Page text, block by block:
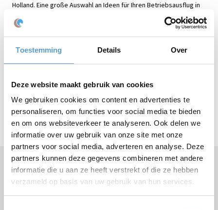
Toestemming Details Over
Deze website maakt gebruik van cookies
We gebruiken cookies om content en advertenties te
personaliseren, om functies voor social media te bieden
en om ons websiteverkeer te analyseren. Ook delen we
informatie over uw gebruik van onze site met onze
partners voor social media, adverteren en analyse. Deze
partners kunnen deze gegevens combineren met andere
informatie die u aan ze heeft verstrekt of die ze hebben
verzameld op basis van uw gebruik van hun services.
Holland. Eine große Auswahl an Ideen für Ihren Betriebsausflug in
sportlicher Outdoor-Action, kulturellen Highlights oder einem
Quiz XL
Quiz auf Großbildschirm mit Ton- und Videoausschnitten.
Dauer:1,5 Stunden
Bis zu 20 Personen: €750*
Jeder weitere Teilnehmer: €13,50
Brauchen Sie Hilfe oder haben Sie Fragen?
Rufen Sie+31 (0)70 221 0359 an oder stellen Sie Ihre